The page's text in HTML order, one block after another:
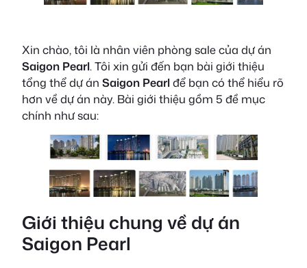
Xin chào, tôi là nhân viên phòng sale của dự án
Saigon Pearl. Tôi xin gửi đến bạn bài giới thiệu
tổng thể dự án Saigon Pearlđể bạn có thể hiểu rõ
hơn về dự án này. Bài giới thiệu gồm 5 đề mục
chính như sau:
Giới thiệu chung về dự án
Saigon Pearl